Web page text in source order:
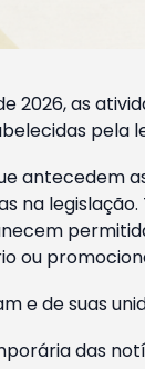
2026, as
pela
antecedem
na
ou
e de suas
das